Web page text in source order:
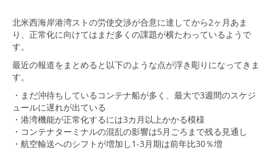
北米西海岸港湾ストの労使交渉が合意に達してから2ヶ月あま
り、正常化に向けてはまだ多くの課題が横たわっているようで
す。
最近の報道をまとめると以下のような点が浮き彫りになってきま
す。
・まだ沖待ちしているコンテナ船が多く、最大で3週間のスケジ
ュールに遅れが出ている
・港湾機能が正常化するには3カ月以上かかる模様
・コンテナターミナルの混乱の影響は5月ごろまで残る見通し
・航空輸送へのシフトが増加し1-3月期は前年比30％増